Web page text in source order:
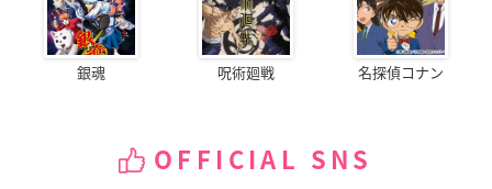
銀魂 呪術廻戦 名探偵コナン
OFFICIAL SNS